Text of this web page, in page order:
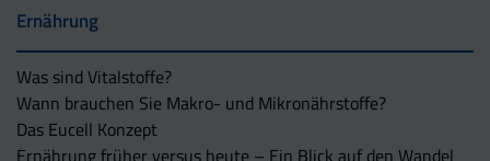
Ernährung
Was sind Vitalstoffe?
Wann brauchen Sie Makro- und Mikronährstoffe?
Das Eucell Konzept
Ernährung früher versus heute – Ein Blick auf den Wandel